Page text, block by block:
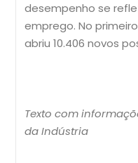
desempenho se
emprego. No
abriu 10.406 novos
Texto com
da Indústria